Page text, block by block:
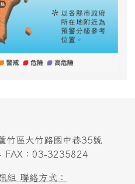
竹區大竹路國中巷35號
FAX：03-3235824
組 聯絡方式：